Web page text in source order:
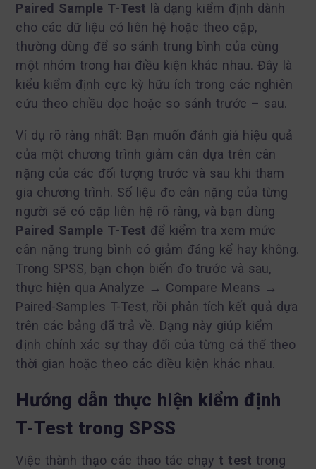
Paired Sample T-Test là dạng kiểm định dành
cho các dữ liệu có liên hệ hoặc theo cặp,
thường dùng để so sánh trung bình của cùng
một nhóm trong hai điều kiện khác nhau. Đây là
kiểu kiểm định cực kỳ hữu ích trong các nghiên
cứu theo chiều dọc hoặc so sánh trước – sau.
Ví dụ rõ ràng nhất: Bạn muốn đánh giá hiệu quả
của một chương trình giảm cân dựa trên cân
nặng của các đối tượng trước và sau khi tham
gia chương trình. Số liệu đo cân nặng của từng
người sẽ có cặp liên hệ rõ ràng, và bạn dùng
Paired Sample T-Test để kiểm tra xem mức
cân nặng trung bình có giảm đáng kể hay không.
Trong SPSS, bạn chọn biến đo trước và sau,
thực hiện qua Analyze → Compare Means →
Paired-Samples T-Test, rồi phân tích kết quả dựa
trên các bảng đã trả về. Dạng này giúp kiểm
định chính xác sự thay đổi của từng cá thể theo
thời gian hoặc theo các điều kiện khác nhau.
Hướng dẫn thực hiện kiểm định
T-Test trong SPSS
Việc thành thạo các thao tác chạy t test trong